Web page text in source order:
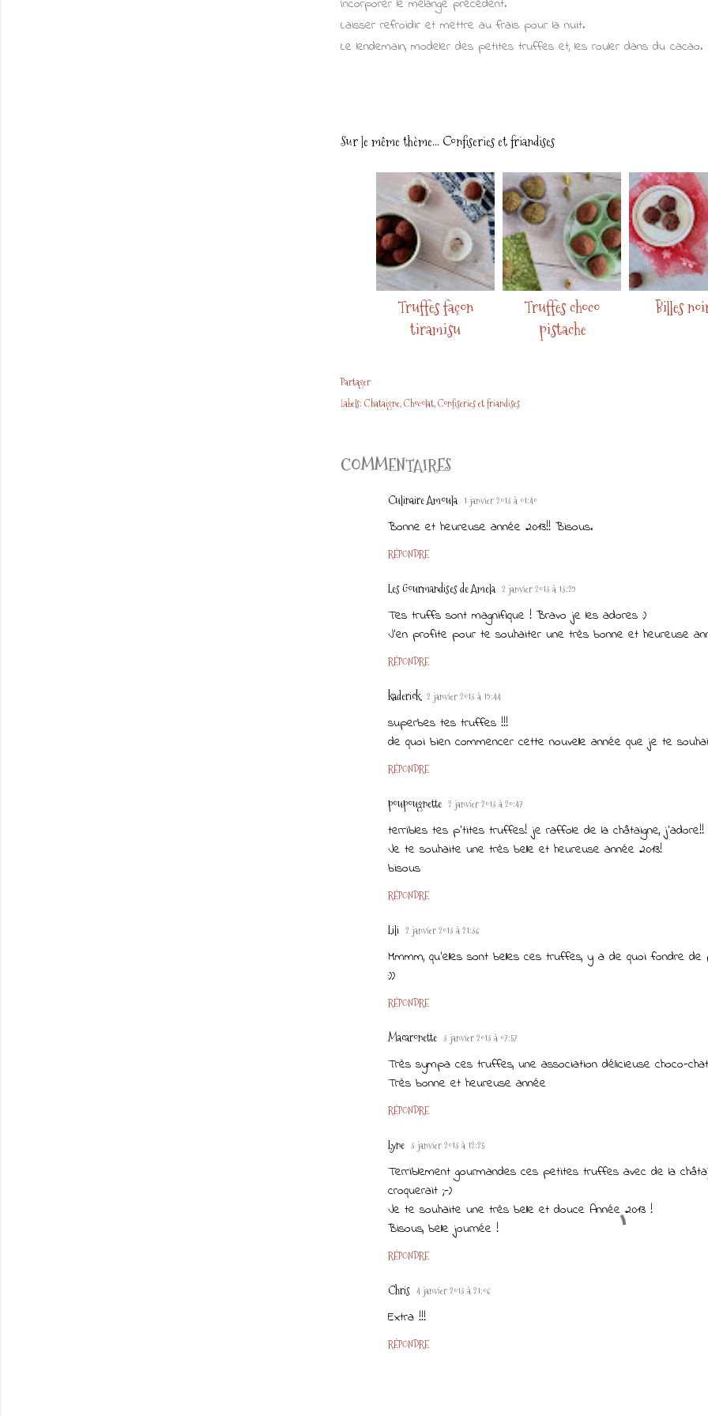
Incorporer le mélange précédent.
Laisser refroidir et mettre au frais pour la nuit.
Le lendemain, modeler des petites truffes et, les rouler dans du cacao.
Sur le même thème... Confiseries et friandises
Truffes façon
tiramisu
Truffes choco
pistache
Billes
Partager
Labels: Chataigne Chocolat Confiseries et friandises
COMMENTAIRES
Culinaire Amoula 1 janvier 2013 à 01:40
Bonne et heureuse année 2013!! Bisous.
RÉPONDRE
Les Gourmandises de Amela 2 janvier 2013 à 13:29
Tes truffs sont magnifique ! Bravo je les adores :)
J'en profite pour te souhaiter une très bonne et heureuse
RÉPONDRE
kaderick 2 janvier 2013 à 19:44
superbes tes truffes !!!
de quoi bien commencer cette nouvelle année que je te
RÉPONDRE
poupougnette 2 janvier 2013 à 20:47
terribles tes p'tites truffes! je raffole de la châtaigne, j'adore!!
Je te souhaite une très belle et heureuse année 2013!
bisous
RÉPONDRE
Lili 2 janvier 2013 à 21:36
Mmmm, qu'elles sont belles ces truffes, y a de quoi fondre de
:))
RÉPONDRE
Macaronette 3 janvier 2013 à 07:57
Très sympa ces truffes, une association délicieuse choco-
Très bonne et heureuse année
RÉPONDRE
Lyne 3 janvier 2013 à 12:25
Terriblement gourmandes ces petites truffes avec de la
croquerait ;-)
Je te souhaite une très belle et douce Année 2013 !
Bisous, belle journée !
RÉPONDRE
Chris 4 janvier 2013 à 21:06
Extra !!!
RÉPONDRE